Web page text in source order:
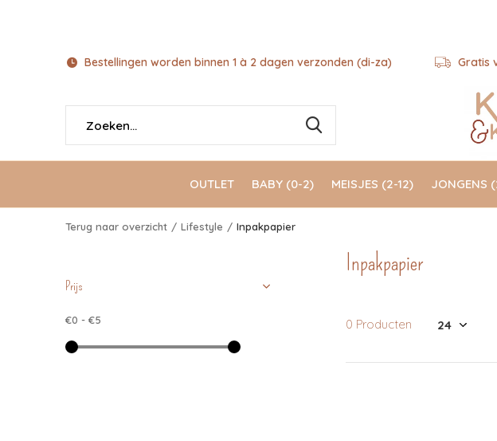
OUTLET BABY (0-2) MEISJES (2-12) JONGENS
Bestellingen worden binnen 1 à 2 dagen verzonden (di-za) Gratis
Terug naar overzicht Lifestyle Inpakpapier
Inpakpapier
0 Producten
Prijs
€0 - €5